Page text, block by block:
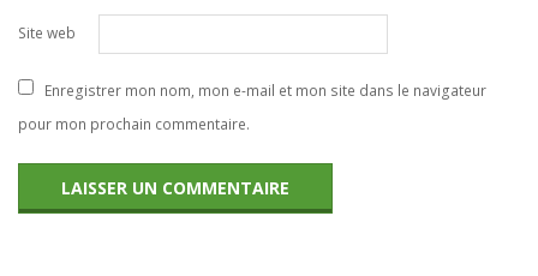
Site web
Enregistrer mon nom, mon e-mail et mon site dans le navigateur
pour mon prochain commentaire.